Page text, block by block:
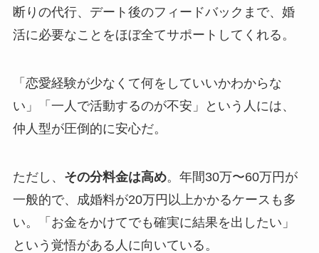
断りの代行、デート後のフィードバックまで、婚
活に必要なことをほぼ全てサポートしてくれる。
「恋愛経験が少なくて何をしていいかわからな
い」「一人で活動するのが不安」という人には、
仲人型が圧倒的に安心だ。
ただし、 その分料金は高め。年間30万〜60万円が
一般的で、成婚料が20万円以上かかるケースも多
い。「お金をかけてでも確実に結果を出したい」
という覚悟がある人に向いている。